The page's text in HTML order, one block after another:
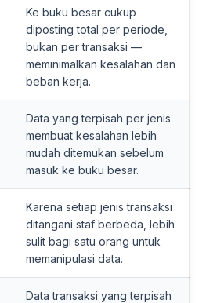
Ke buku besar cukup
diposting total per periode,
bukan per transaksi —
meminimalkan kesalahan dan
beban kerja.
Data yang terpisah per jenis
membuat kesalahan lebih
mudah ditemukan sebelum
masuk ke buku besar.
Karena setiap jenis transaksi
ditangani staf berbeda, lebih
sulit bagi satu orang untuk
memanipulasi data.
Data transaksi yang terpisah